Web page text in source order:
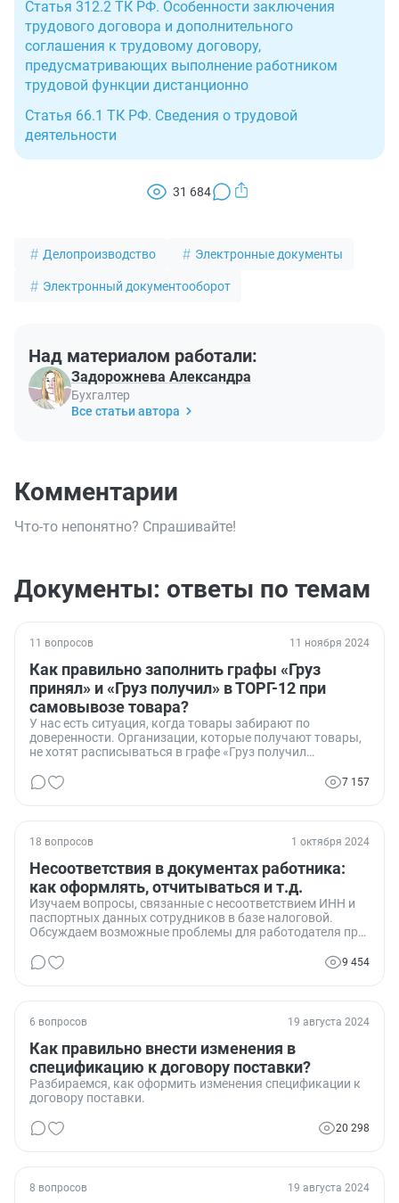
Статья 312.2 ТК РФ. Особенности заключения
трудового договора и дополнительного
соглашения к трудовому договору,
предусматривающих выполнение работником
трудовой функции дистанционно
Статья 66.1 ТК РФ. Сведения о трудовой
деятельности
31 684
Делопроизводство Электронные документы
Электронный документооборот
Над материалом работали:
Задорожнева Александра
Бухгалтер
Все статьи автора
Комментарии
Что-то непонятно? Спрашивайте!
Документы: ответы по темам
11 вопросов 11 ноября 2024
Как правильно заполнить графы «Груз
принял» и «Груз получил» в ТОРГ-12 при
самовывозе товара?
У нас есть ситуация, когда товары забирают по
доверенности. Организации, которые получают товары,
не хотят расписываться в графе «Груз получил
их кладовщик на складе. Мы считаем, что если у них есть
7 157
18 вопросов 1 октября 2024
Несоответствия в документах работника:
как оформлять, отчитываться и т.д.
Изучаем вопросы, связанные с несоответствием ИНН и
паспортных данных сотрудников в базе налоговой.
Обсуждаем возможные проблемы для работодателя при
9 454
6 вопросов 19 августа 2024
Как правильно внести изменения в
спецификацию к договору поставки?
Разбираемся, как оформить изменения спецификации к
договору поставки.
20 298
8 вопросов 19 августа 2024